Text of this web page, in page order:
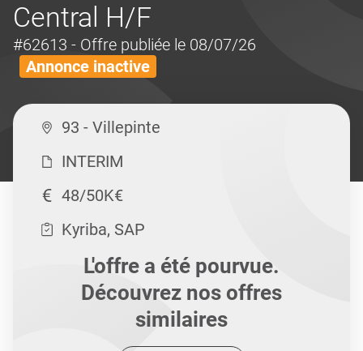
Central H/F
#62613 - Offre publiée le 08/07/26
Annonce inactive
93 - Villepinte
INTERIM
48/50K€
Kyriba, SAP
L'offre a été pourvue.
Découvrez nos offres
similaires